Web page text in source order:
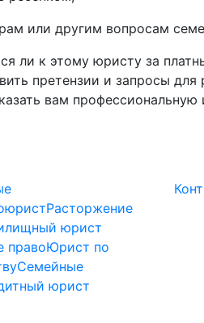
или другим вопросам
ли к этому юристу за
претензии и запросы для
вам профессиональную
Расторжение
юрист
правоЮрист по
Семейные
юрист